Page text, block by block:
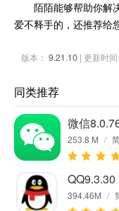
陌陌能够帮助你解
爱不释手的，还推荐给
版本： 9.21.10 | 更新时间
同类推荐
微信
253.8 M /
QQ9.3.30
394.46M /